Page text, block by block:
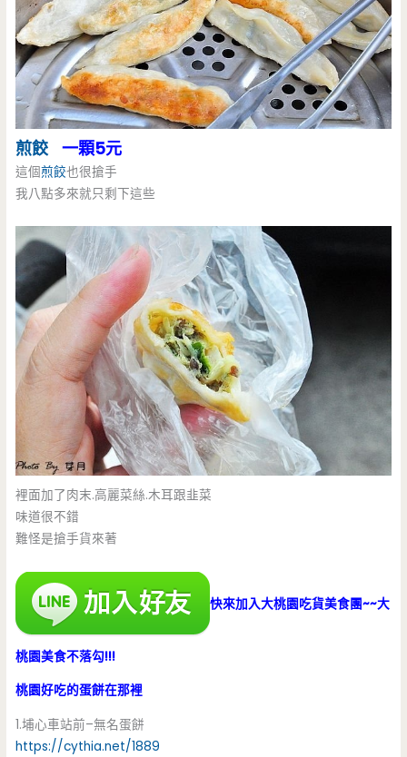
煎餃 一顆5元
這個煎餃也很搶手
我八點多來就只剩下這些
裡面加了肉末.高麗菜絲.木耳跟韭菜
味道很不錯
難怪是搶手貨來著
快來加入大桃園吃貨美食團~~大
桃園美食不落勾!!!
桃園好吃的蛋餅在那裡
1.埔心車站前–無名蛋餅
https://cythia.net/1889